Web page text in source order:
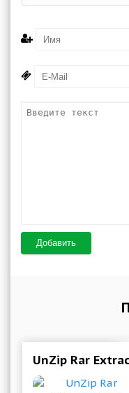
Добавить
UnZip Rar